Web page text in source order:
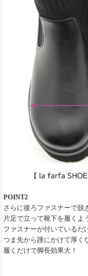
POINT2
さらに後ろファスナーで脱
片足で立って靴下を履くよ
ファスナーが付いているだ
つま先から踵にかけて厚く
履くだけで脚長効果大！